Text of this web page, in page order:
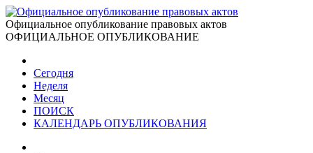
Официальное опубликование правовых актов
ОФИЦИАЛЬНОЕ ОПУБЛИКОВАНИЕ
Сегодня
Неделя
Месяц
ПОИСК
КАЛЕНДАРЬ ОПУБЛИКОВАНИЯ